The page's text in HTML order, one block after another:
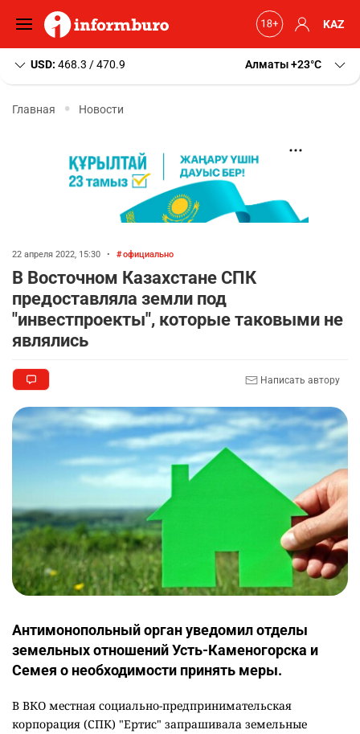
KAZ
USD: 468.3 / 470.9 Алматы+23 C
Главная Новости
22 апреля 2022, 15:30 • официально
В Восточном Казахстане СПК
предоставляла земли под
"инвестпроекты", которые таковыми не
являлись
Написать автору
Антимонопольный орган уведомил отделы
земельных отношений Усть-Каменогорска и
Семея о необходимости принять меры.
В ВКО местная социально-предпринимательская
корпорация (СПК) "Ертис" запрашивала земельные